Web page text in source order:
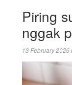
Piring
nggak
13 February 2026